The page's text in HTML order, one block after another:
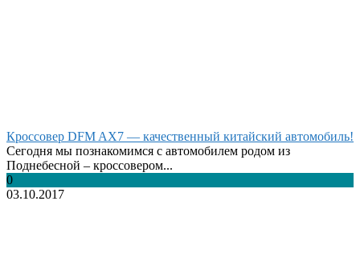
Кроссовер DFM AX7 — качественный китайский автомобиль!
Сегодня мы познакомимся с автомобилем родом из
Поднебесной – кроссовером...
0
03.10.2017